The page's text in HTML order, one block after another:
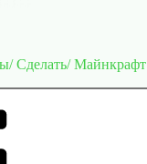
Сделать/ Майнкрафт